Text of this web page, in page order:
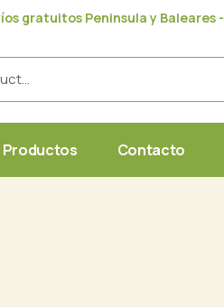
gratuitos Peninsula y Baleares -
Productos Contacto